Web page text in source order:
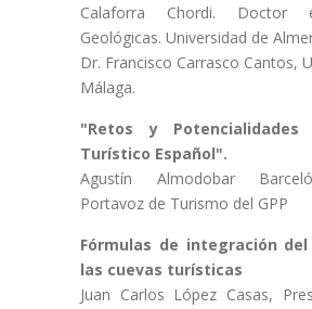
Calaforra Chordi. Doctor
Geológicas. Universidad de
Dr. Francisco Carrasco Cantos,
Málaga.
"Retos y
Turístico Español".
Agustín Almodobar
Portavoz de Turismo del GPP
Fórmulas de integración
las cuevas turísticas
Juan Carlos López Casas,